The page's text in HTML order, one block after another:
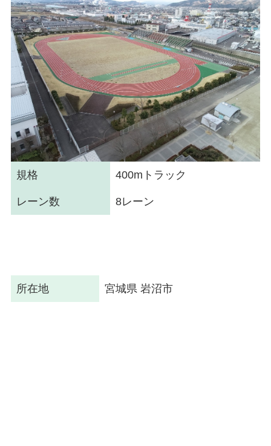
規格 400mトラック
レーン数 8レーン
所在地 宮城県 岩沼市